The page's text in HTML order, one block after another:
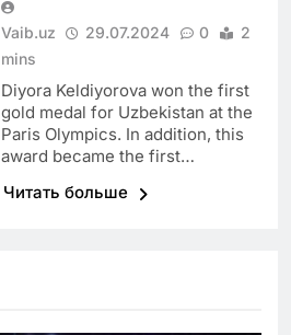
Vaib.uz 29.07.2024 0
2
mins
Diyora Keldiyorova won the first
gold medal for Uzbekistan at the
Paris Olympics. In addition, this
award became the first…
Читать больше